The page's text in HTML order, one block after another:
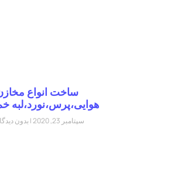
ساخت انواع مخازن
هوایی،پرس،نورد،لبه خم
سپتامبر 23, 2020 بدون دیدگاه